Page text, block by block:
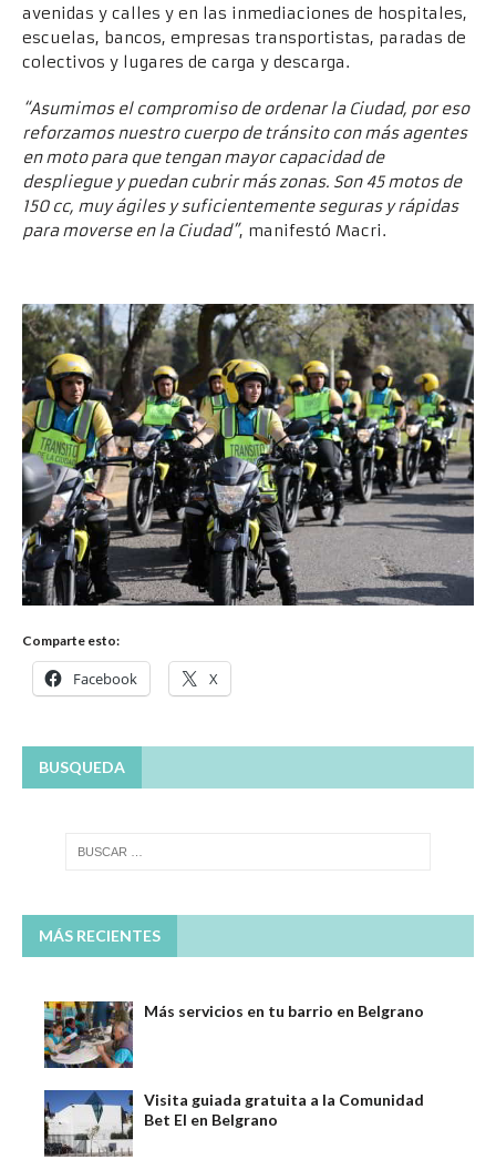
avenidas y calles y en las inmediaciones de hospitales,
escuelas, bancos, empresas transportistas, paradas de
colectivos y lugares de carga y descarga.
“Asumimos el compromiso de ordenar la Ciudad, por eso
reforzamos nuestro cuerpo de tránsito con más agentes
en moto para que tengan mayor capacidad de
despliegue y puedan cubrir más zonas. Son 45 motos de
150 cc, muy ágiles y suficientemente seguras y rápidas
para moverse en la Ciudad”, manifestó Macri.
Comparte esto:
Facebook X
BUSQUEDA
MÁS RECIENTES
Más servicios en tu barrio en Belgrano
Visita guiada gratuita a la Comunidad
Bet El en Belgrano